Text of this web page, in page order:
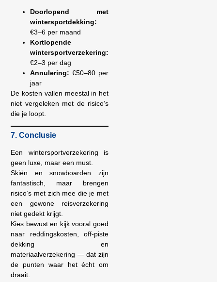
Doorlopend met
wintersportdekking:
€3–6 per maand
Kortlopende
wintersportverzekering:
€2–3 per dag
Annulering: €50–80 per
jaar
De kosten vallen meestal in het
niet vergeleken met de risico’s
die je loopt.
7. Conclusie
Een wintersportverzekering is
geen luxe, maar een must.
Skiën en snowboarden zijn
fantastisch, maar brengen
risico’s met zich mee die je met
een gewone reisverzekering
niet gedekt krijgt.
Kies bewust en kijk vooral goed
naar reddingskosten, off-piste
dekking en
materiaalverzekering — dat zijn
de punten waar het écht om
draait.